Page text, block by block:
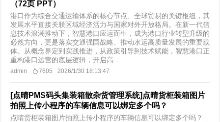
（72页 PPT）
港口作为综合交通运输体系的核心节点、全球贸易的关键枢纽，其
发展水平直接关联区域经济活力与国家对外开放格局。在新一代信
息技术浪潮推动下，智慧港口应运而生，成为港口行业转型升级的
必然方向，更是落实交通强国战略、推动水运高质量发展的重要载
体。从概念界定到实践推进，从政策引导到技术赋能，智慧港口正
重构港口运营的底层逻辑，开启高...
admin 7605 2026/1/30 18:13:47
[点晴PMS码头集装箱散杂货管理系统]点晴货柜装箱图片
拍照上传小程序的车辆信息可以绑定多个吗？
点晴货柜装箱图片拍照上传小程序的车辆信息可以绑定多个吗？